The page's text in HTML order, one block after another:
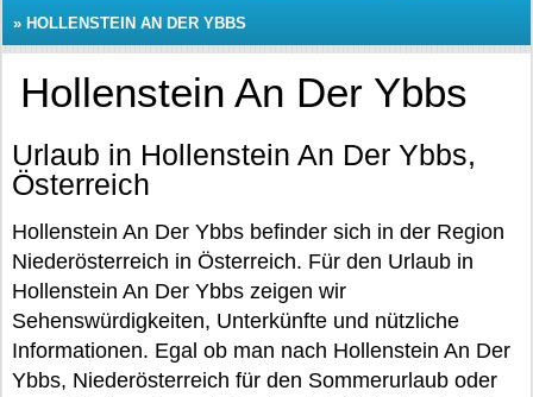
» HOLLENSTEIN AN DER YBBS
Hollenstein An Der Ybbs
Urlaub in Hollenstein An Der Ybbs,
Österreich
Hollenstein An Der Ybbs befinder sich in der Region
Niederösterreich in Österreich. Für den Urlaub in
Hollenstein An Der Ybbs zeigen wir
Sehenswürdigkeiten, Unterkünfte und nützliche
Informationen. Egal ob man nach Hollenstein An Der
Ybbs, Niederösterreich für den Sommerurlaub oder